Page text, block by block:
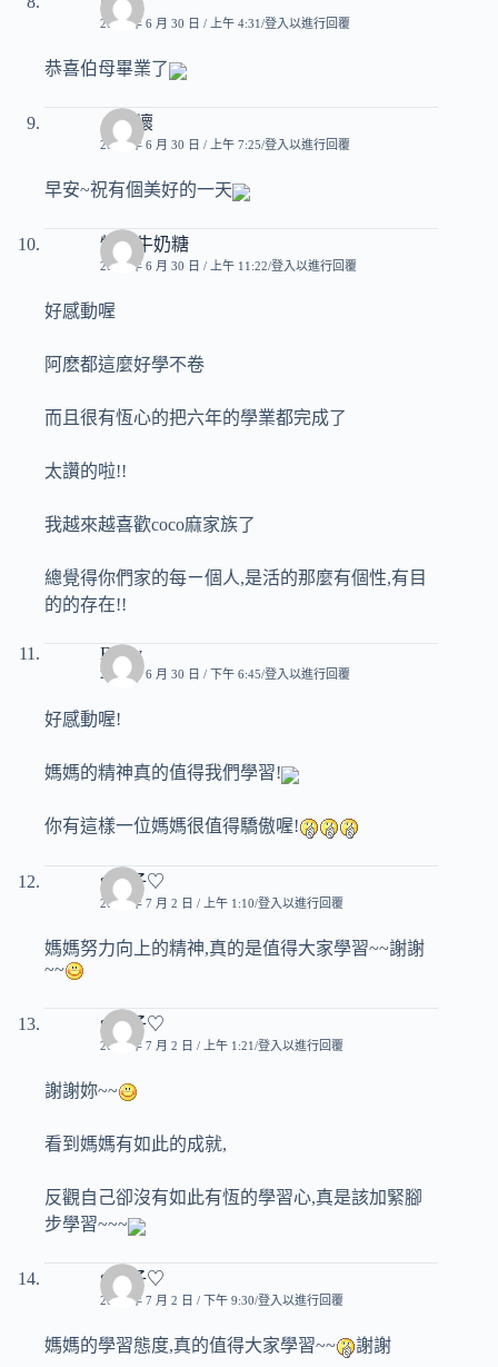
2007 年 6 月 30 日 / 上午 4:31 登入以進行回覆
恭喜伯母畢業了
小壞壞
2007 年 6 月 30 日 / 上午 7:25 登入以進行回覆
早安~祝有個美好的一天
特濃牛奶糖
2007 年 6 月 30 日 / 上午 11:22 登入以進行回覆
好感動喔
阿麽都這麼好學不卷
而且很有恆心的把六年的學業都完成了
太讚的啦!!
我越來越喜歡coco麻家族了
總覺得你們家的每ㄧ個人,是活的那麼有個性,有目
的的存在!!
Emily
2007 年 6 月 30 日 / 下午 6:45 登入以進行回覆
好感動喔!
媽媽的精神真的值得我們學習!
你有這樣一位媽媽很值得驕傲喔!
♥玟子♡
2007 年 7 月 2 日 / 上午 1:10 登入以進行回覆
媽媽努力向上的精神,真的是值得大家學習~~謝謝
~~
♥玟子♡
2007 年 7 月 2 日 / 上午 1:21 登入以進行回覆
謝謝妳~~
看到媽媽有如此的成就,
反觀自己卻沒有如此有恆的學習心,真是該加緊腳
步學習~~~
♥玟子♡
2007 年 7 月 2 日 / 下午 9:30 登入以進行回覆
媽媽的學習態度,真的值得大家學習~~ 謝謝